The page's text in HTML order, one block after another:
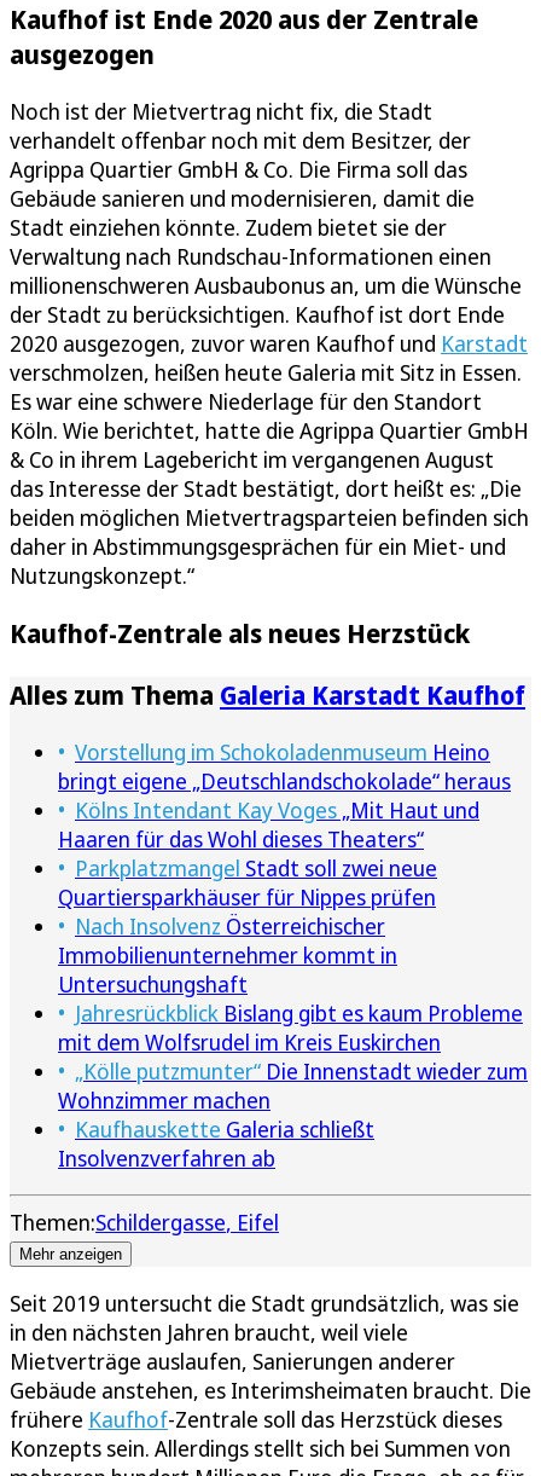
Kaufhof ist Ende 2020 aus der Zentrale
ausgezogen
Noch ist der Mietvertrag nicht fix, die Stadt
verhandelt offenbar noch mit dem Besitzer, der
Agrippa Quartier GmbH & Co. Die Firma soll das
Gebäude sanieren und modernisieren, damit die
Stadt einziehen könnte. Zudem bietet sie der
Verwaltung nach Rundschau-Informationen einen
millionenschweren Ausbaubonus an, um die Wünsche
der Stadt zu berücksichtigen. Kaufhof ist dort Ende
2020 ausgezogen, zuvor waren Kaufhof und Karstadt
verschmolzen, heißen heute Galeria mit Sitz in Essen.
Es war eine schwere Niederlage für den Standort
Köln. Wie berichtet, hatte die Agrippa Quartier GmbH
& Co in ihrem Lagebericht im vergangenen August
das Interesse der Stadt bestätigt, dort heißt es: „Die
beiden möglichen Mietvertragsparteien befinden sich
daher in Abstimmungsgesprächen für ein Miet- und
Nutzungskonzept.“
Kaufhof-Zentrale als neues Herzstück
Alles zum Thema Galeria Karstadt Kaufhof
Vorstellung im Schokoladenmuseum Heino
bringt eigene „Deutschlandschokolade“ heraus
Kölns Intendant Kay Voges „Mit Haut und
Haaren für das Wohl dieses Theaters“
Parkplatzmangel Stadt soll zwei neue
Quartiersparkhäuser für Nippes prüfen
Nach Insolvenz Österreichischer
Immobilienunternehmer kommt in
Untersuchungshaft
Jahresrückblick Bislang gibt es kaum Probleme
mit dem Wolfsrudel im Kreis Euskirchen
„Kölle putzmunter“ Die Innenstadt wieder zum
Wohnzimmer machen
Kaufhauskette Galeria schließt
Insolvenzverfahren ab
Themen:Schildergasse Eifel
Mehr anzeigen
Seit 2019 untersucht die Stadt grundsätzlich, was sie
in den nächsten Jahren braucht, weil viele
Mietverträge auslaufen, Sanierungen anderer
Gebäude anstehen, es Interimsheimaten braucht. Die
frühere Kaufhof-Zentrale soll das Herzstück dieses
Konzepts sein. Allerdings stellt sich bei Summen von